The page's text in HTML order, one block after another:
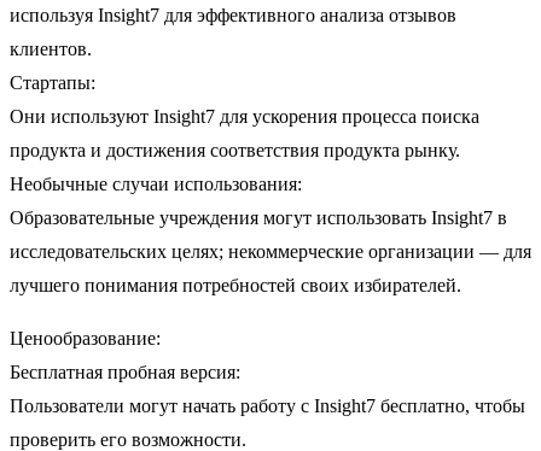
используя Insight7 для эффективного анализа отзывов
клиентов.
Стартапы:
Они используют Insight7 для ускорения процесса поиска
продукта и достижения соответствия продукта рынку.
Необычные случаи использования:
Образовательные учреждения могут использовать Insight7 в
исследовательских целях; некоммерческие организации — для
лучшего понимания потребностей своих избирателей.
Ценообразование:
Бесплатная пробная версия:
Пользователи могут начать работу с Insight7 бесплатно, чтобы
проверить его возможности.